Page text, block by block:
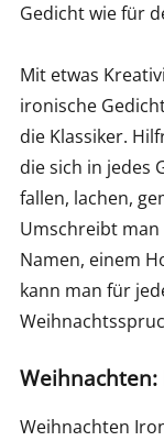
Gedicht wie für
Mit etwas
ironische
die Klassiker.
die sich in jedes
fallen, lachen,
Umschreibt
Namen, einem
kann man für
Weihnachten